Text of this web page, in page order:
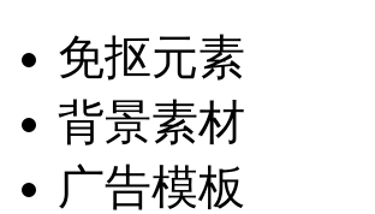
免抠元素
背景素材
广告模板